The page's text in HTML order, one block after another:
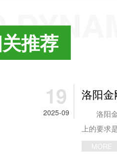
推荐
19
2025-09
洛阳
洛阳金
上的要求
MORE